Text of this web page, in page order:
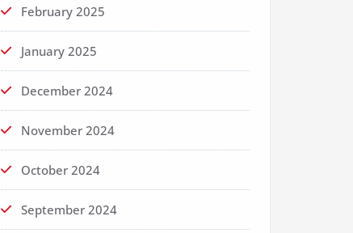
February 2025
January 2025
December 2024
November 2024
October 2024
September 2024